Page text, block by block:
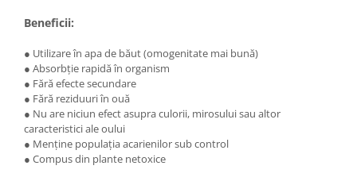
Acumulatori si Incarcatoare
Baros / Ciocan / Topor
Burghie
Cantare
Centuri/chingi
Chei fixe
Beneficii:
● Utilizare în apa de băut (omogenitate mai bună)
● Absorbție rapidă în organism
● Fără efecte secundare
● Fără reziduuri în ouă
● Nu are niciun efect asupra culorii, mirosului sau altor
caracteristici ale oului
● Menține populația acarienilor sub control
● Compus din plante netoxice